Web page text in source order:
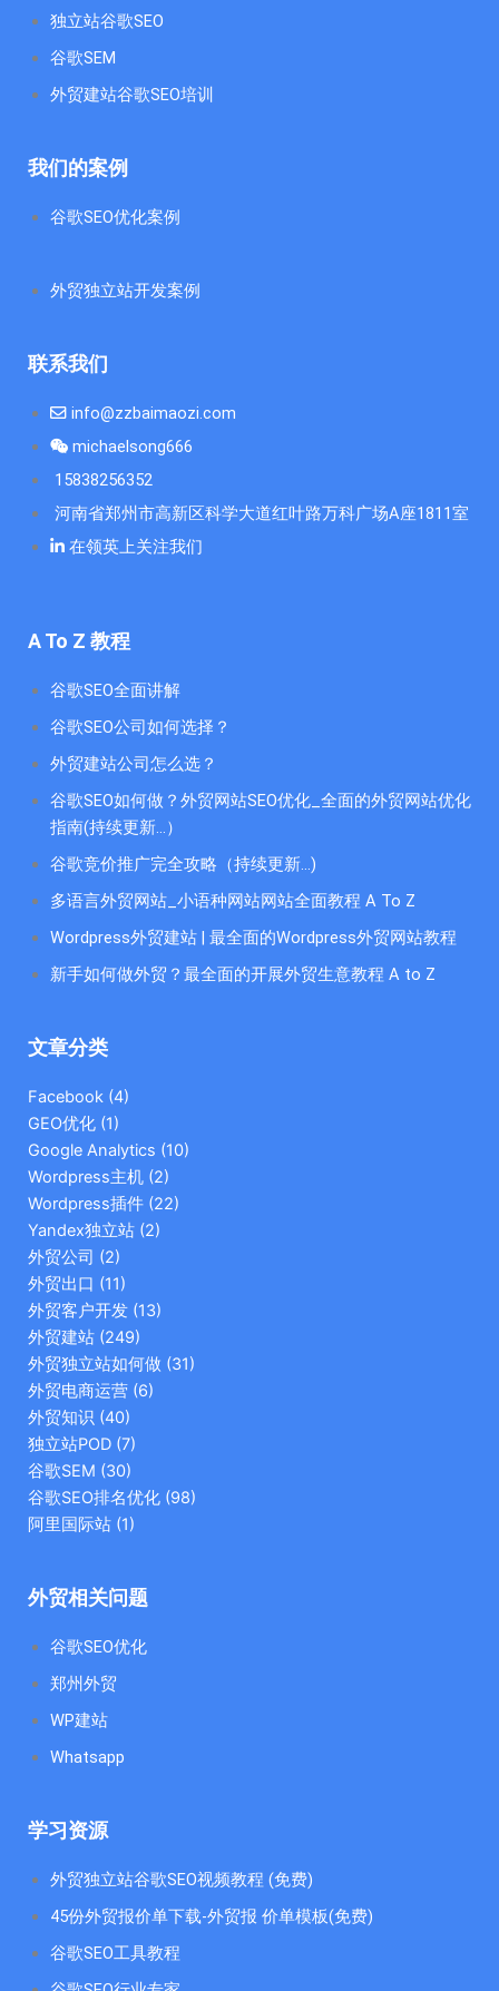
独立站谷歌SEO
谷歌SEM
外贸建站谷歌SEO培训
我们的案例
谷歌SEO优化案例
外贸独立站开发案例
联系我们
info@zzbaimaozi.com
michaelsong666
15838256352
河南省郑州市高新区科学大道红叶路万科广场A座1811室
在领英上关注我们
A To Z 教程
谷歌SEO全面讲解
谷歌SEO公司如何选择？
外贸建站公司怎么选？
谷歌SEO如何做？外贸网站SEO优化_全面的外贸网站优化
指南(持续更新...）
谷歌竞价推广完全攻略（持续更新…)
多语言外贸网站_小语种网站网站全面教程 A To Z
Wordpress外贸建站 | 最全面的Wordpress外贸网站教程
新手如何做外贸？最全面的开展外贸生意教程 A to Z
文章分类
Facebook (4)
GEO优化 (1)
Google Analytics (10)
Wordpress主机 (2)
Wordpress插件 (22)
Yandex独立站 (2)
外贸公司 (2)
外贸出口 (11)
外贸客户开发 (13)
外贸建站 (249)
外贸独立站如何做 (31)
外贸电商运营 (6)
外贸知识 (40)
独立站POD (7)
谷歌SEM (30)
谷歌SEO排名优化 (98)
阿里国际站 (1)
外贸相关问题
谷歌SEO优化
郑州外贸
WP建站
Whatsapp
学习资源
外贸独立站谷歌SEO视频教程 (免费)
45份外贸报价单下载-外贸报 价单模板(免费)
谷歌SEO工具教程